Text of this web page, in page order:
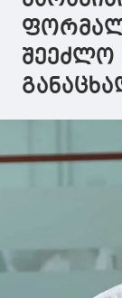
შეეძლო